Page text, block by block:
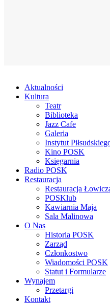
Aktualności
Kultura
Teatr
Biblioteka
Jazz Cafe
Galeria
Instytut
Kino POSK
Księgarnia
Radio POSK
Restauracja
Restauracja
POSKlub
Kawiarnia Maja
Sala Malinowa
O Nas
Historia POSK
Zarząd
Członkostwo
Wiadomości POSK
Statut i Formularze
Wynajem
Przetargi
Kontakt